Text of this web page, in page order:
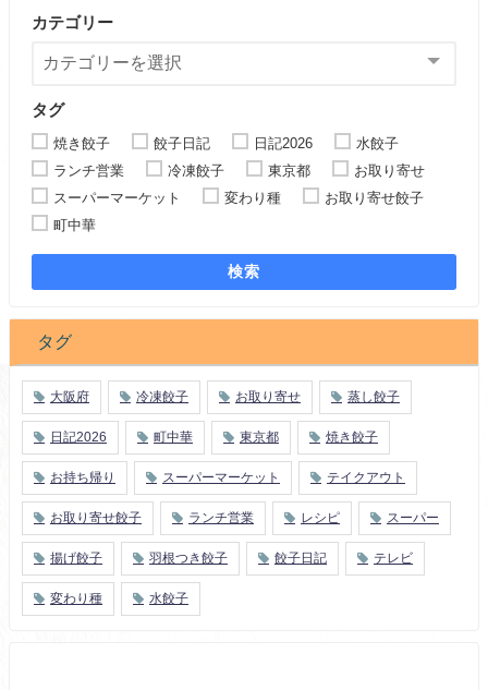
カテゴリー
タグ
焼き餃子 餃子日記 日記2026
水餃子
ランチ営業
冷凍餃子 東京都
お取り寄せ
スーパーマーケット
変わり種
お取り寄せ餃子
町中華
検索
タグ
大阪府 冷凍餃子 お取り寄せ 蒸し餃子
日記2026 町中華 東京都 焼き餃子
お持ち帰り スーパーマーケット テイクアウト
お取り寄せ餃子 ランチ営業 レシピ スーパー
揚げ餃子 羽根つき餃子 餃子日記 テレビ
変わり種 水餃子